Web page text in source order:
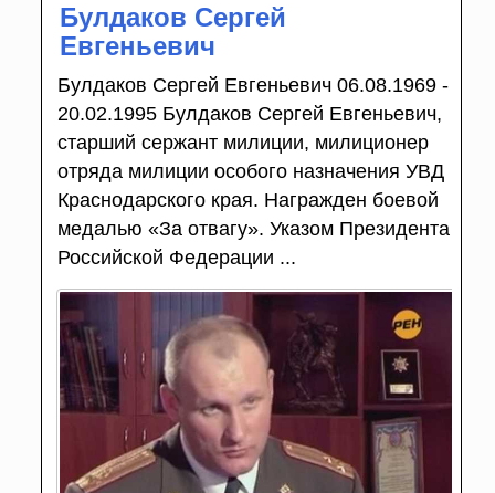
Булдаков Сергей
Евгеньевич
Булдаков Сергей Евгеньевич 06.08.1969 -
20.02.1995 Булдаков Сергей Евгеньевич,
старший сержант милиции, милиционер
отряда милиции особого назначения УВД
Краснодарского края. Награжден боевой
медалью «За отвагу». Указом Президента
Российской Федерации ...